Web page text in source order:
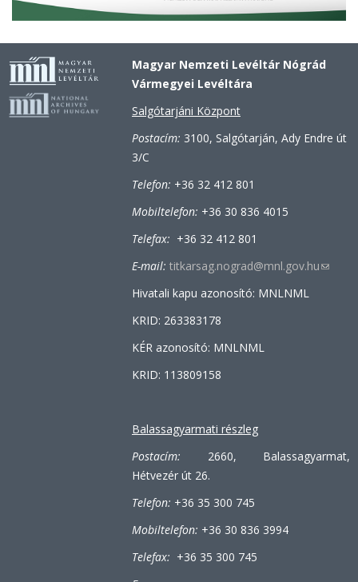
Magyar Nemzeti Levéltár Nógrád
Vármegyei Levéltára
Salgótarjáni Központ
Postacím: 3100, Salgótarján, Ady Endre út
3/C
Telefon: +36 32 412 801
Mobiltelefon: +36 30 836 4015
Telefax: +36 32 412 801
E-mail: titkarsag.nograd@mnl.gov.hu(link
Hivatali kapu azonosító: MNLNML
KRID: 263383178
KÉR azonosító: MNLNML
KRID: 113809158
Balassagyarmati részleg
Postacím: 2660, Balassagyarmat,
Hétvezér út 26.
Telefon: +36 35 300 745
Mobiltelefon: +36 30 836 3994
Telefax: +36 35 300 745